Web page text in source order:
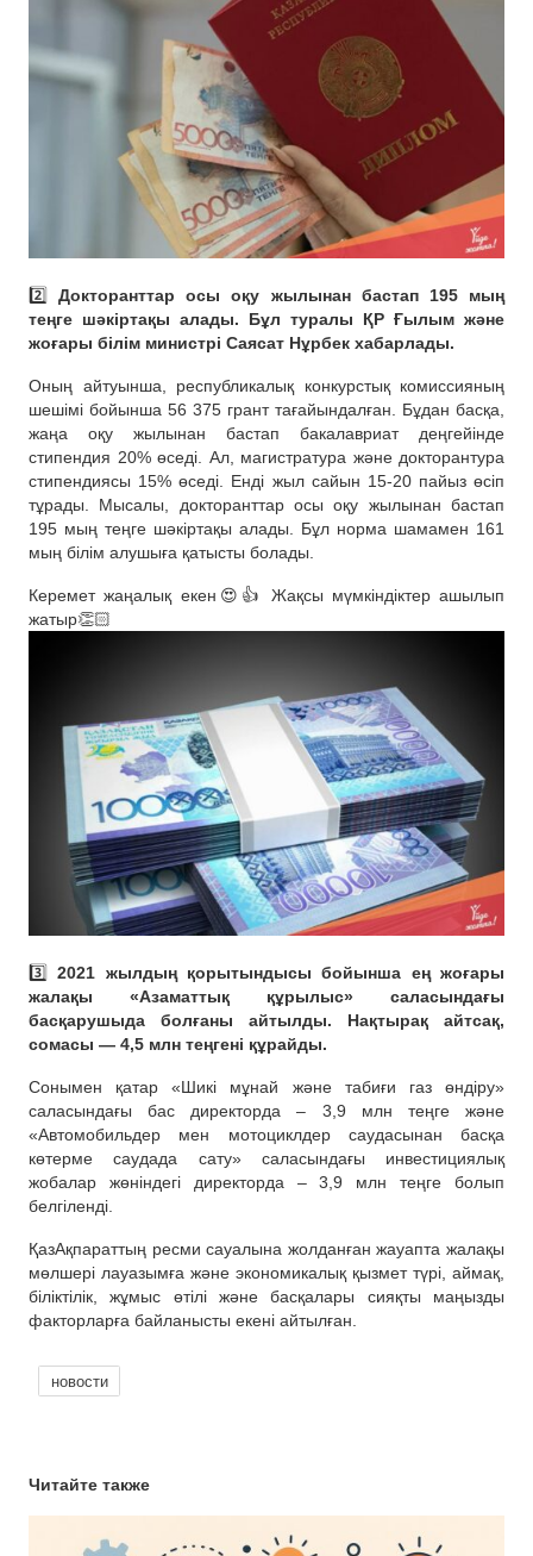
2️⃣Докторанттар осы оқу жылынан бастап 195 мың
теңге шәкіртақы алады. Бұл туралы ҚР Ғылым және
жоғары білім министрі Саясат Нұрбек хабарлады.
Оның айтуынша, республикалық конкурстық комиссияның
шешімі бойынша 56 375 грант тағайындалған. Бұдан басқа,
жаңа оқу жылынан бастап бакалавриат деңгейінде
стипендия 20% өседі. Ал, магистратура және докторантура
стипендиясы 15% өседі. Енді жыл сайын 15-20 пайыз өсіп
тұрады. Мысалы, докторанттар осы оқу жылынан бастап
195 мың теңге шәкіртақы алады. Бұл норма шамамен 161
мың білім алушыға қатысты болады.
Керемет жаңалық екен😍👍 Жақсы мүмкіндіктер ашылып
жатыр👏🏻
3️⃣2021 жылдың қорытындысы бойынша ең жоғары
жалақы «Азаматтық құрылыс» саласындағы
басқарушыда болғаны айтылды. Нақтырақ айтсақ,
сомасы — 4,5 млн теңгені құрайды.
Сонымен қатар «Шикі мұнай және табиғи газ өндіру»
саласындағы бас директорда – 3,9 млн теңге және
«Автомобильдер мен мотоциклдер саудасынан басқа
көтерме саудада сату» саласындағы инвестициялық
жобалар жөніндегі директорда – 3,9 млн теңге болып
белгіленді.
ҚазАқпараттың ресми сауалына жолданған жауапта жалақы
мөлшері лауазымға және экономикалық қызмет түрі, аймақ,
біліктілік, жұмыс өтілі және басқалары сияқты маңызды
факторларға байланысты екені айтылған.
новости
Читайте также